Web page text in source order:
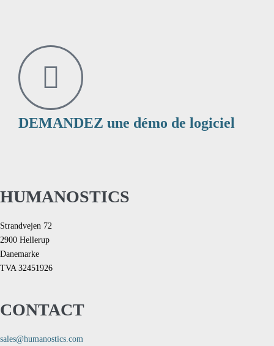
DEMANDEZ une démo de logiciel
HUMANOSTICS
Strandvejen 72
2900 Hellerup
Danemarke
TVA 32451926
CONTACT
sales@humanostics.com